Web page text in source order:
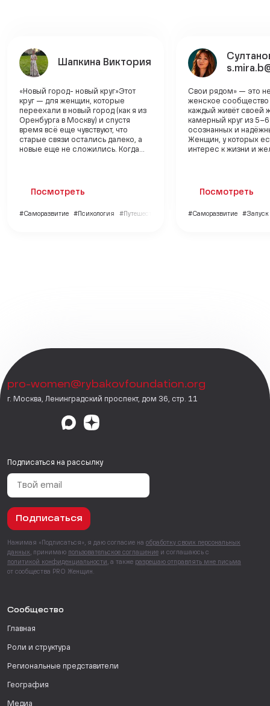
Шапкина Виктория
«Новый город- новый круг»Этот
круг — для женщин, которые
переехали в новый город (как я из
Оренбурга в Москву) и спустя
время всё еще чувствуют, что
старые связи остались далеко, а
новые еще не сложились. Когда...
Посмотреть
#Саморазвитие #Психология #Путешествия
Свои рядом» — это
женское сообщество
каждый живёт своей
камерный круг из
осознанных и
Женщин, у которых
интерес к жизни и
Посмотреть
#Саморазвитие #Запуск
pro-women@rybakovfoundation.org
г. Москва, Ленинградский проспект, дом 36, стр. 11
Подписаться на рассылку
Подписаться
Нажимая «Подписаться», я даю согласие на обработку своих персональных
данных , принимаю пользовательское соглашение и соглашаюсь с
политикой конфиденциальности , а также разрешаю отправлять мне письма
от сообщества PRO Женщин.
Сообщество
Главная
Роли и структура
Региональные представители
География
Медиа